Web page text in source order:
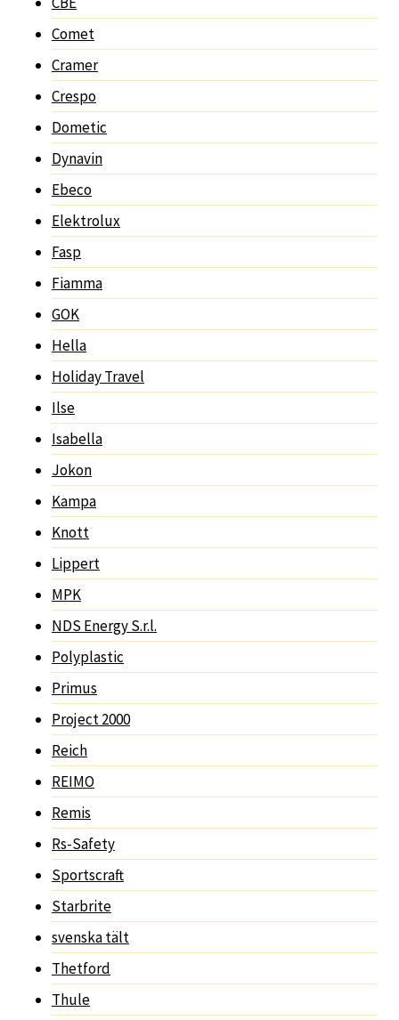
Comet
Cramer
Crespo
Dometic
Dynavin
Ebeco
Elektrolux
Fasp
Fiamma
GOK
Hella
Holiday Travel
Ilse
Isabella
Jokon
Kampa
Knott
Lippert
MPK
NDS Energy S.r.l.
Polyplastic
Primus
Project 2000
Reich
REIMO
Remis
Rs-Safety
Sportscraft
Starbrite
svenska tält
Thetford
Thule